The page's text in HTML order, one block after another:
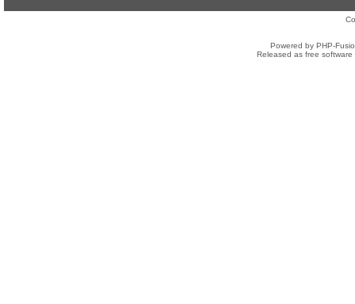
Powered by PHP-
Released as free